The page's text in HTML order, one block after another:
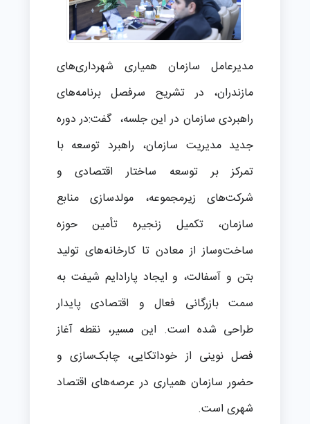
مدیرعامل سازمان همیاری شهرداری‌های
مازندران، در تشریح سرفصل برنامه‌های
راهبردی سازمان در این جلسه، گفت:در دوره
جدید مدیریت سازمان، راهبرد توسعه با
تمرکز بر توسعه ساختار اقتصادی و
شرکت‌های زیرمجموعه، مولدسازی منابع
سازمان، تکمیل زنجیره تأمین حوزه
ساخت‌وساز از معادن تا کارخانه‌های تولید
بتن و آسفالت، و ایجاد پارادایم شیفت به
سمت بازرگانی فعال و اقتصادی پایدار
طراحی شده است. این مسیر، نقطه آغاز
فصل نوینی از خوداتکایی، چابک‌سازی و
حضور سازمان همیاری در عرصه‌های اقتصاد
شهری است.